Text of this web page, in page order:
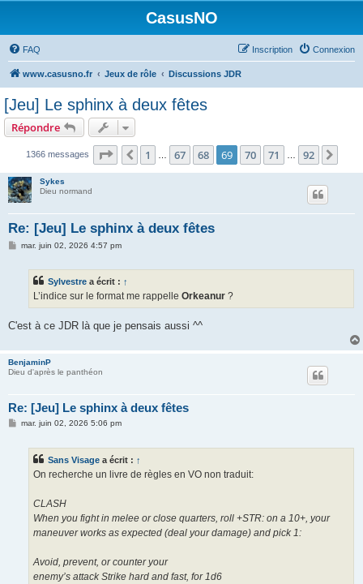
CasusNO
FAQ Connexion
Inscription
www.casusno.fr Jeux de rôle Discussions JDR
[Jeu] Le sphinx à deux fêtes
Répondre
1366 messages Page 69 sur 92
Précédent
1 67 68 69 70 71 92
Sykes
Dieu normand
Re: [Jeu] Le sphinx à deux fêtes
Mmar. juin 02, 2026 4:57 pm
Sylvestre a écrit : ↑
L’indice sur le format me rappelle Orkeanur ?
C'est à ce JDR là que je pensais aussi ^^
BenjaminP
Dieu d'après le panthéon
Re: [Jeu] Le sphinx à deux fêtes
Mmar. juin 02, 2026 5:06 pm
Sans Visage a écrit : ↑
On recherche un livre de règles en VO non traduit:
CLASH
When you fight in melee or close quarters, roll +STR: on a 10+, your
maneuver works as expected (deal your damage) and pick 1:
Avoid, prevent, or counter your
enemy’s attack Strike hard and fast, for 1d6